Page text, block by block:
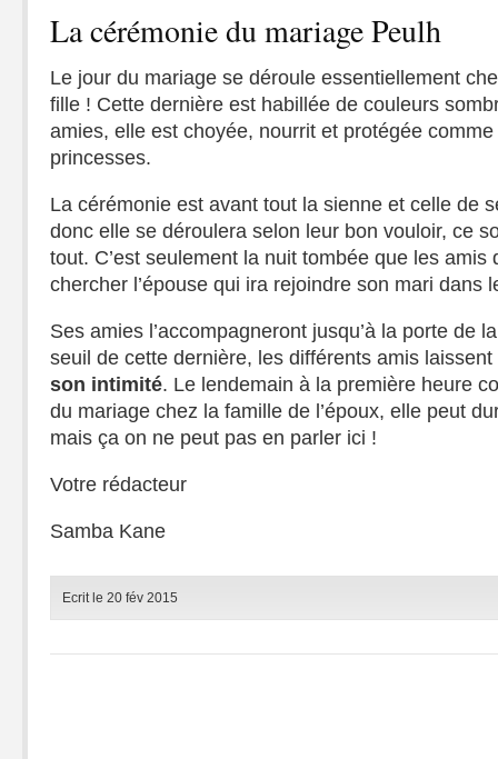
La cérémonie du mariage Peulh
Le jour du mariage se déroule essentiellement
fille ! Cette dernière est habillée de couleurs
amies, elle est choyée, nourrit et protégée
princesses.
La cérémonie est avant tout la sienne et celle de
donc elle se déroulera selon leur bon vouloir, ce
tout. C’est seulement la nuit tombée que les amis
chercher l’épouse qui ira rejoindre son mari dans
Ses amies l’accompagneront jusqu’à la porte de
seuil de cette dernière, les différents amis laissent
son intimité. Le lendemain à la première heure
du mariage chez la famille de l’époux, elle peut
mais ça on ne peut pas en parler ici !
Votre rédacteur
Samba Kane
Ecrit le 20 fév 2015